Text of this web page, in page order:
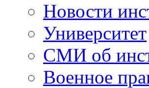
Новости
Университет
СМИ об
Военное